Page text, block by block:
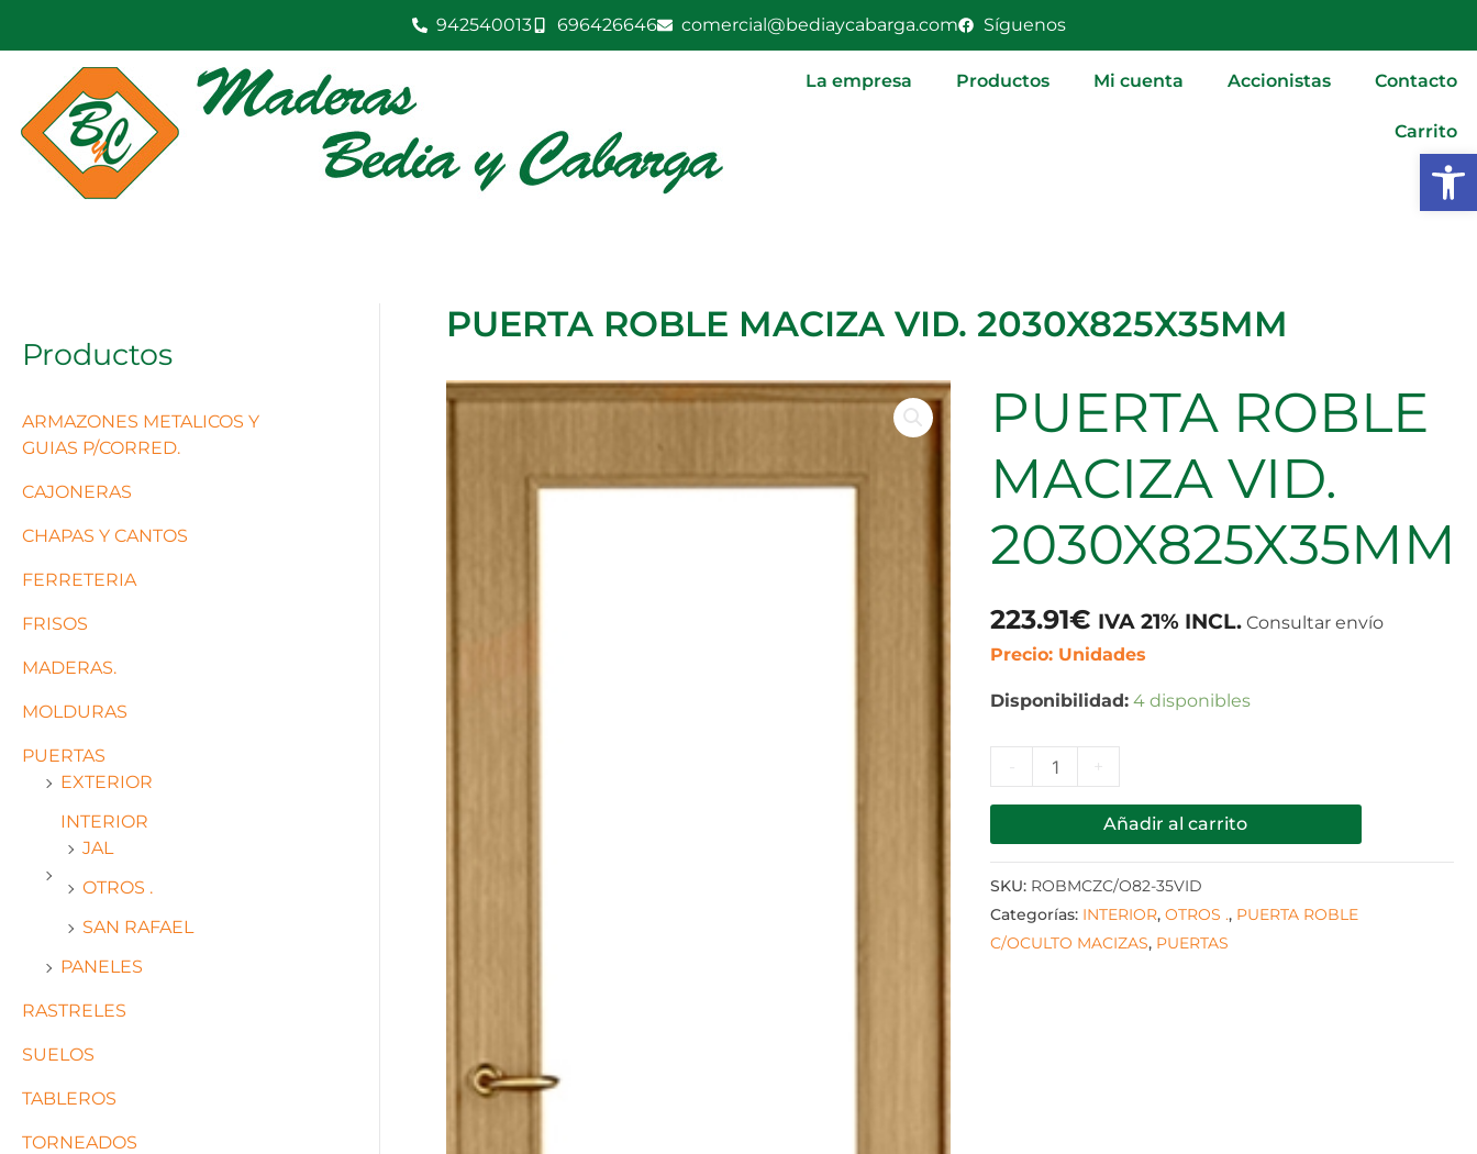
contenido
942540013 696426646 comercial@bediaycabarga.com Síguenos
La empresa Productos Mi cuenta Accionistas Contacto
Carrito
Productos
ARMAZONES METALICOS Y
GUIAS P/CORRED.
CAJONERAS
CHAPAS Y CANTOS
FERRETERIA
FRISOS
MADERAS.
MOLDURAS
PUERTAS
EXTERIOR
INTERIOR
JAL
OTROS .
SAN RAFAEL
PANELES
RASTRELES
SUELOS
TABLEROS
TORNEADOS
PUERTA ROBLE MACIZA VID. 2030X825X35MM
PUERTA ROBLE
MACIZA VID.
2030X825X35MM
223.91€ IVA 21% INCL. Consultar envío
Precio: Unidades
Disponibilidad: 4 disponibles
PUERTA
ROBLE
VID.
cantidad
+
Añadir al carrito
SKU: ROBMCZC/O82-35VID
Categorías: INTERIOR,OTROS ., PUERTA ROBLE
C/OCULTO MACIZAS, PUERTAS
2030X825X35MM
cantidad